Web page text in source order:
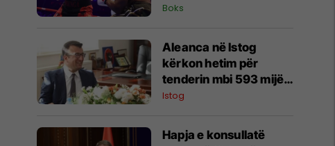
me reagim të ashpër
Boks
Aleanca në Istog
kërkon hetim për
tenderin mbi 593 mijë
euro në Vrellë,
zhdukjen e një
Istog
Hapja e konsullatë